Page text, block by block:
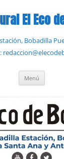
El Eco
Bobadilla
Menú